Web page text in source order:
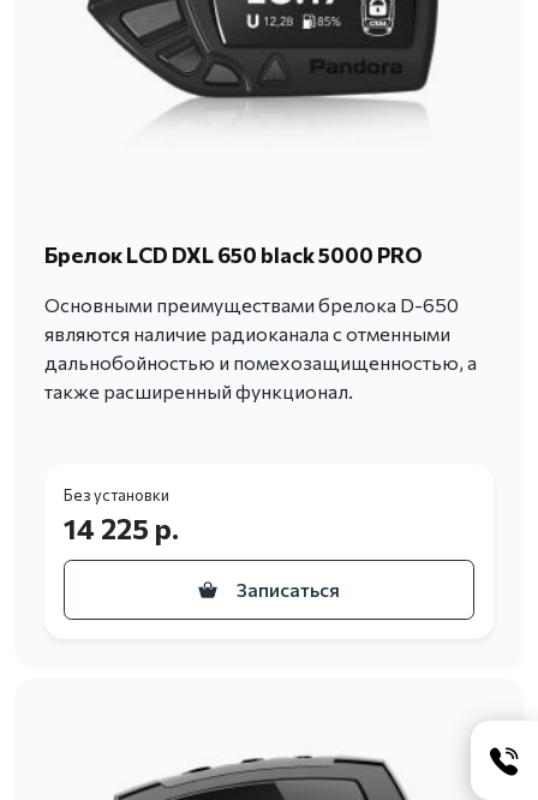
Брелок LCD DXL 650 black 5000 PRO
Основными преимуществами брелока D-650
являются наличие радиоканала с отменными
дальнобойностью и помехозащищенностью, а
также расширенный функционал.
Без установки
14 225 р.
Записаться